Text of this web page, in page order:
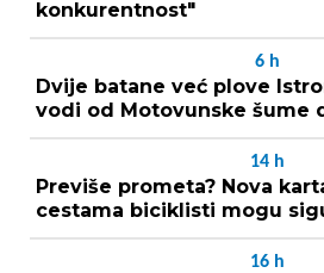
konkurentnost"
6 h
Dvije batane već plove
vodi od Motovunske šume
14 h
Previše prometa? Nova
cestama biciklisti mogu
16 h